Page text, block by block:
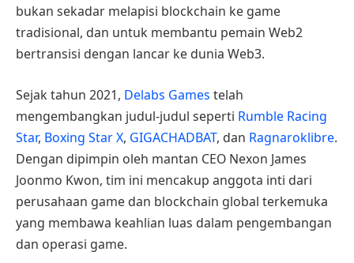
bukan sekadar melapisi blockchain ke game
tradisional, dan untuk membantu pemain Web2
bertransisi dengan lancar ke dunia Web3.
Sejak tahun 2021, Delabs Games telah
mengembangkan judul-judul seperti Rumble Racing
Star, Boxing Star X, GIGACHADBAT, dan Ragnaroklibre.
Dengan dipimpin oleh mantan CEO Nexon James
Joonmo Kwon, tim ini mencakup anggota inti dari
perusahaan game dan blockchain global terkemuka
yang membawa keahlian luas dalam pengembangan
dan operasi game.